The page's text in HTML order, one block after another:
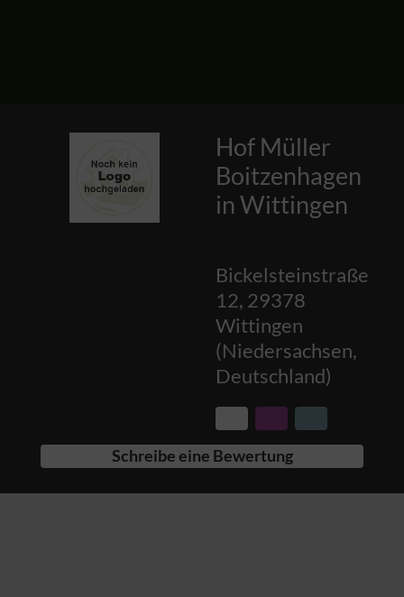
Hof Müller
Boitzenhagen
in Wittingen
Bickelsteinstraße
12, 29378
Wittingen
(Niedersachsen,
Deutschland)
Schreibe eine Bewertung